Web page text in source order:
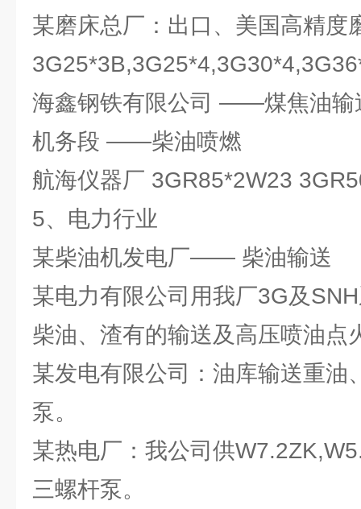
某磨床总厂：出口、美国高精度
海鑫钢铁有限公司 ——煤焦油输
机务段 ——柴油喷燃
航海仪器厂 3GR85*2W23
5、电力行业
某柴油机发电厂—— 柴油输送
某电力有限公司用我厂3G及
柴油、渣有的输送及高压喷油点
某发电有限公司：油库输送重油
泵。
某热电厂：我公司供
三螺杆泵。